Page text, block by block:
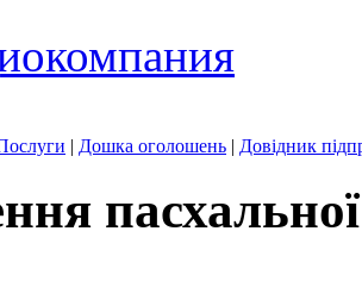
| Дошка оголошень | Довідник